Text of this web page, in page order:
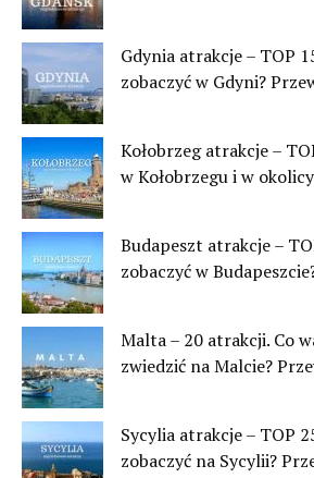
Gdynia atrakcje – TOP
zobaczyć w Gdyni?
Kołobrzeg atrakcje –
w Kołobrzegu i w
Budapeszt atrakcje –
zobaczyć w
Malta – 20 atrakcji. Co
zwiedzić na Malcie?
Sycylia atrakcje – TOP
zobaczyć na Sycylii?